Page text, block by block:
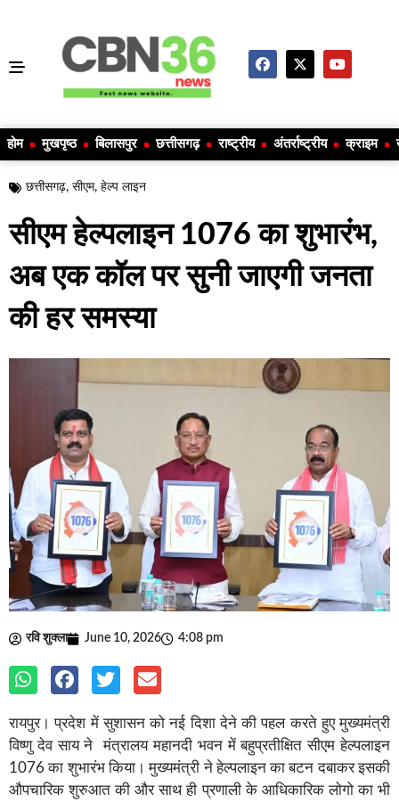
होम मुखपृष्ठ बिलासपुर छत्तीसगढ़ राष्ट्रीय अंतर्राष्ट्रीय क्राइम
छत्तीसगढ़, सीएम, हेल्प लाइन
सीएम हेल्पलाइन 1076 का शुभारंभ,
अब एक कॉल पर सुनी जाएगी जनता
की हर समस्या
रवि शुक्ला June 10, 2026 4:08 pm
रायपुर। प्रदेश में सुशासन को नई दिशा देने की पहल करते हुए मुख्यमंत्री
विष्णु देव साय ने मंत्रालय महानदी भवन में बहुप्रतीक्षित सीएम हेल्पलाइन
1076 का शुभारंभ किया। मुख्यमंत्री ने हेल्पलाइन का बटन दबाकर इसकी
औपचारिक शुरुआत की और साथ ही प्रणाली के आधिकारिक लोगो का भी